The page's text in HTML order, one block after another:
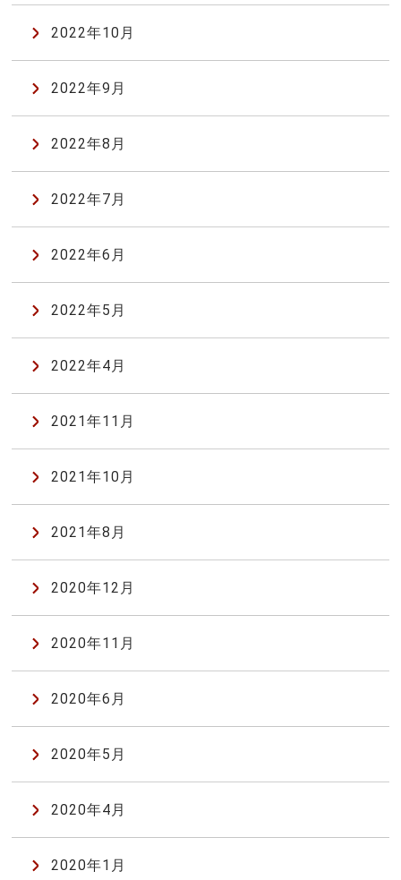
2022年10月
2022年9月
2022年8月
2022年7月
2022年6月
2022年5月
2022年4月
2021年11月
2021年10月
2021年8月
2020年12月
2020年11月
2020年6月
2020年5月
2020年4月
2020年1月